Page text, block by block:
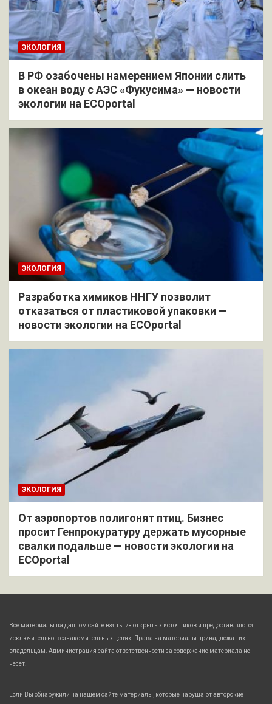
ЭКОЛОГИЯ
В РФ озабочены намерением Японии слить
в океан воду с АЭС «Фукусима» — новости
экологии на ECOportal
ЭКОЛОГИЯ
Разработка химиков ННГУ позволит
отказаться от пластиковой упаковки —
новости экологии на ECOportal
ЭКОЛОГИЯ
От аэропортов полигонят птиц. Бизнес
просит Генпрокуратуру держать мусорные
свалки подальше — новости экологии на
ECOportal
Все материалы на данном сайте взяты из открытых источников и предоставляются
исключительно в ознакомительных целях. Права на материалы принадлежат их
владельцам. Администрация сайта ответственности за содержание материала не
несет.
Если Вы обнаружили на нашем сайте материалы, которые нарушают авторские